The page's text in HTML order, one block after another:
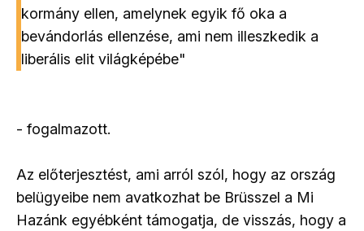
kormány ellen, amelynek egyik fő oka a
bevándorlás ellenzése, ami nem illeszkedik a
liberális elit világképébe"
- fogalmazott.
Az előterjesztést, ami arról szól, hogy az ország
belügyeibe nem avatkozhat be Brüsszel a Mi
Hazánk egyébként támogatja, de visszás, hogy a